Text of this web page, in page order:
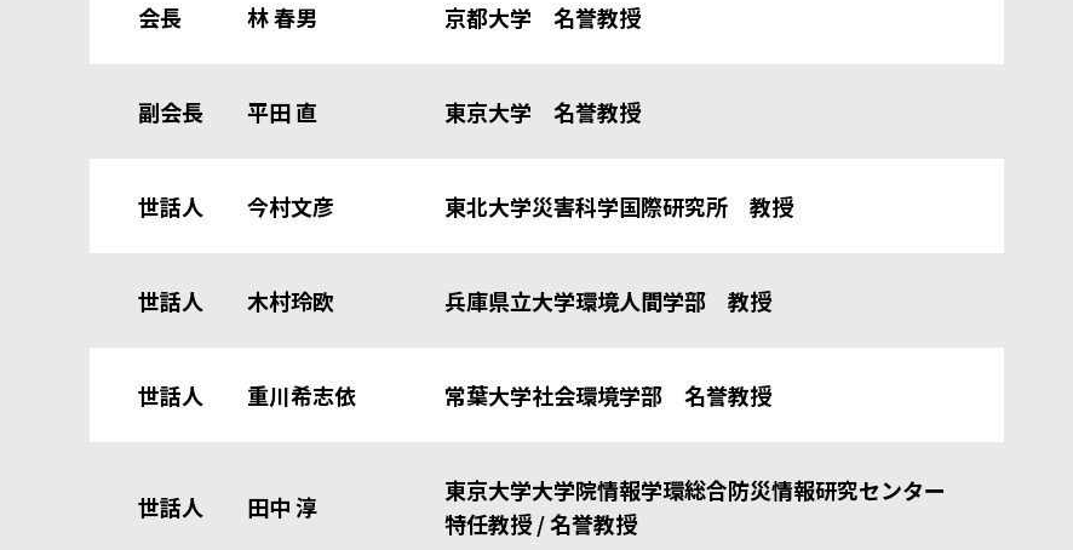
会長 林 春男 京都大学 名誉教授
副会長 平田 直 東京大学 名誉教授
世話人 今村文彦 東北大学災害科学国際研究所 教授
世話人 木村玲欧 兵庫県立大学環境人間学部 教授
世話人 重川希志依 常葉大学社会環境学部 名誉教授
世話人 田中 淳
東京大学大学院情報学環総合防災情報研究センター
特任教授 / 名誉教授